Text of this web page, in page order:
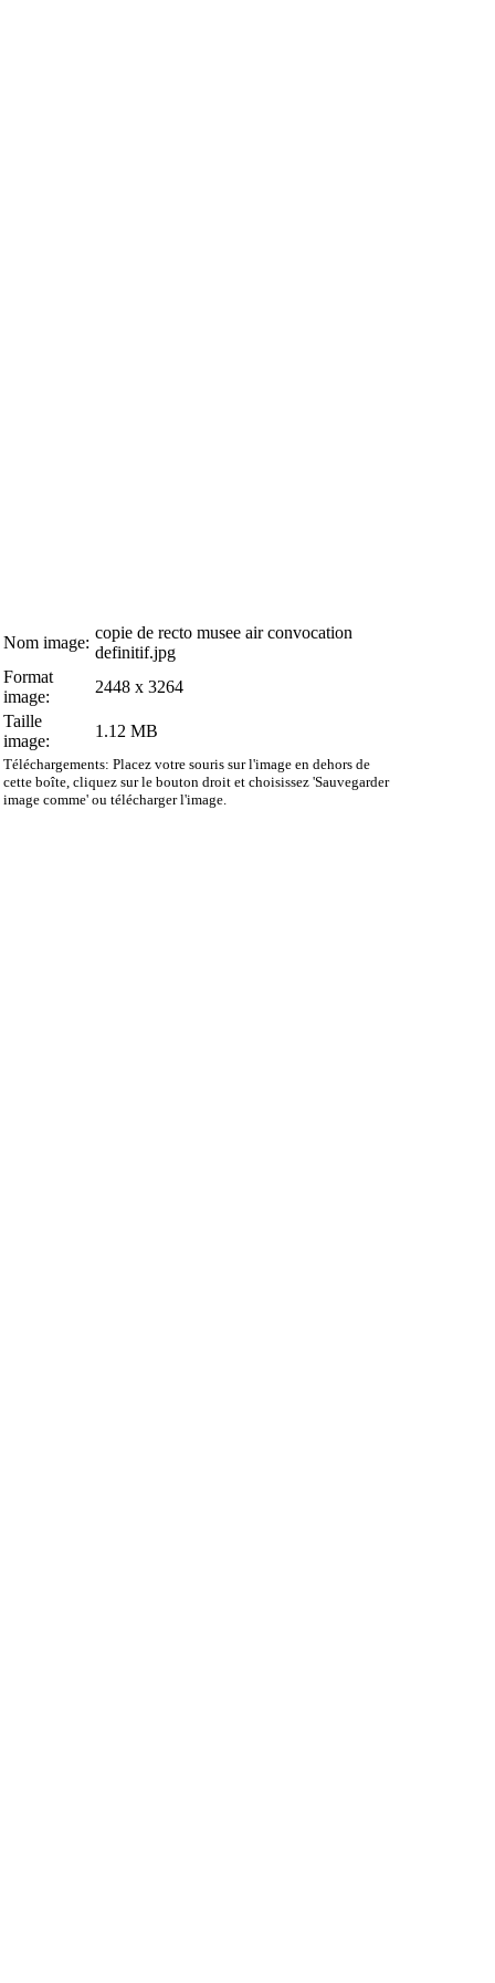
Nom image:
copie de recto musee air convocation
definitif.jpg
Format
image:
2448 x 3264
Taille
image:
1.12 MB
Téléchargements: Placez votre souris sur l'image en dehors de
cette boîte, cliquez sur le bouton droit et choisissez 'Sauvegarder
image comme' ou télécharger l'image.